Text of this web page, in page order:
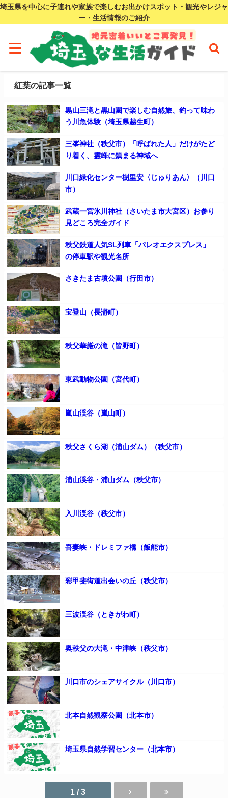
埼玉県を中心に子連れや家族で楽しむお出かけスポット・観光やレジャ
ー・生活情報のご紹介
紅葉の記事一覧
黒山三滝と黒山園で楽しむ自然旅、釣って味わ
う川魚体験（埼玉県越生町）
三峯神社（秩父市）「呼ばれた人」だけがたど
り着く、霊峰に鎮まる神域へ
川口緑化センター樹里安〈じゅりあん〉（川口
市）
武蔵一宮氷川神社（さいたま市大宮区）お参り
見どころ完全ガイド
秩父鉄道人気SL列車「パレオエクスプレス」
の停車駅や観光名所
さきたま古墳公園（行田市）
宝登山（長瀞町）
秩父華厳の滝（皆野町）
東武動物公園（宮代町）
嵐山渓谷（嵐山町）
秩父さくら湖（浦山ダム）（秩父市）
浦山渓谷・浦山ダム（秩父市）
入川渓谷（秩父市）
吾妻峡・ドレミファ橋（飯能市）
彩甲斐街道出会いの丘（秩父市）
三波渓谷（ときがわ町）
奥秩父の大滝・中津峡（秩父市）
川口市のシェアサイクル（川口市）
北本自然観察公園（北本市）
埼玉県自然学習センター（北本市）
1 / 3